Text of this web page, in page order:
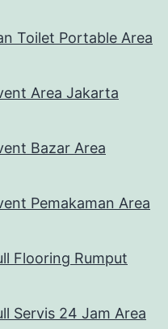
Toilet Portable Area
Area Jakarta
Bazar Area
Pemakaman Area
Flooring Rumput
Servis 24 Jam Area